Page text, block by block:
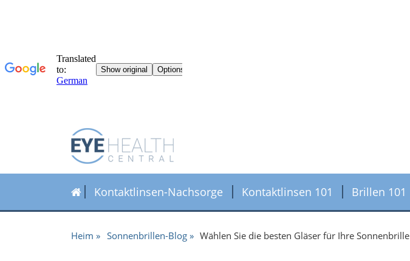
Kontaktlinsen-Nachsorge Kontaktlinsen 101 Brillen 101
Heim Sonnenbrillen-Blog Wählen Sie die besten Gläser für Ihre Sonnenbrille